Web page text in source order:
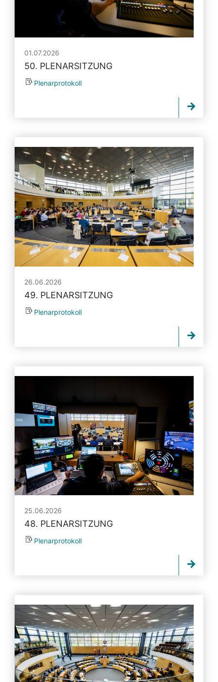
01.07.2026
50. PLENARSITZUNG
Plenarprotokoll
26.06.2026
49. PLENARSITZUNG
Plenarprotokoll
25.06.2026
48. PLENARSITZUNG
Plenarprotokoll